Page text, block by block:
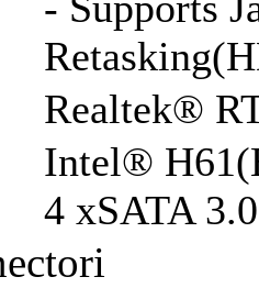
Realtek®
Intel®
4 xSATA